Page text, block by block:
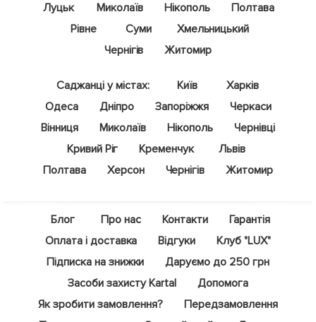
Луцьк
Миколаїв Нікополь
Полтава
Рівне
Суми
Хмельницький
Чернігів
Житомир
Саджанці у містах: Київ
Харків
Одеса
Дніпро Запоріжжя
Черкаси
Вінниця
Миколаїв Нікополь
Чернівці
Кривий Ріг
Кременчук
Львів
Полтава
Херсон Чернігів Житомир
Блог Про нас Контакти
Гарантія
Оплата і доставка
Відгуки
Клуб "LUX"
Підписка на знижки
Даруємо до 250 грн
Засоби захисту Kartal
Допомога
Як зробити замовлення?
Передзамовлення